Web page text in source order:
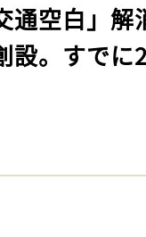
通空白」解
設。すでに